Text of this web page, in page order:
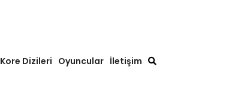
Kore Dizileri Oyuncular İletişim